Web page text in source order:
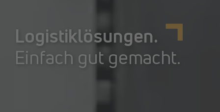
Logistiklösungen.
Einfach gut gemacht.